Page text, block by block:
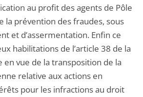
au profit des agents de Pôle
la prévention des fraudes, sous
et d’assermentation. Enfin ce
habilitations de l’article 38 de la
en vue de la transposition de la
relative aux actions en
pour les infractions au droit